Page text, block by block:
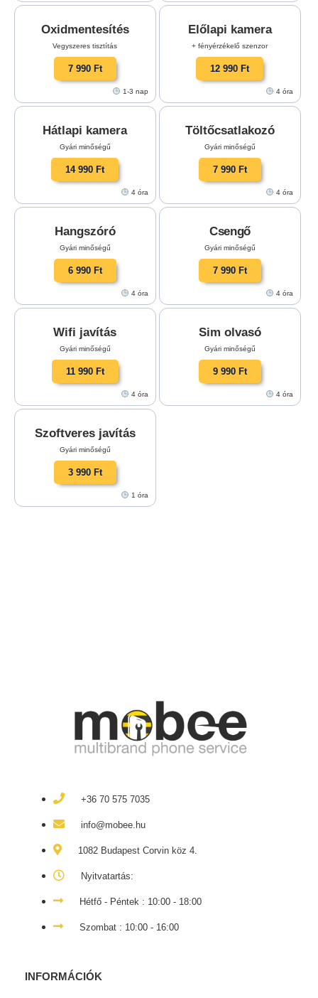
Oxidmentesítés
Vegyszeres tisztítás
7 990 Ft
1-3 nap
Előlapi kamera
+ fényérzékelő szenzor
12 990 Ft
4 óra
Hátlapi kamera
Gyári minőségű
14 990 Ft
4 óra
Töltőcsatlakozó
Gyári minőségű
7 990 Ft
4 óra
Hangszóró
Gyári minőségű
6 990 Ft
4 óra
Csengő
Gyári minőségű
7 990 Ft
4 óra
Wifi javítás
Gyári minőségű
11 990 Ft
4 óra
Sim olvasó
Gyári minőségű
9 990 Ft
4 óra
Szoftveres javítás
Gyári minőségű
3 990 Ft
1 óra
+36 70 575 7035
info@mobee.hu
1082 Budapest Corvin köz 4.
Nyitvatartás:
Hétfő - Péntek : 10:00 - 18:00
Szombat : 10:00 - 16:00
INFORMÁCIÓK